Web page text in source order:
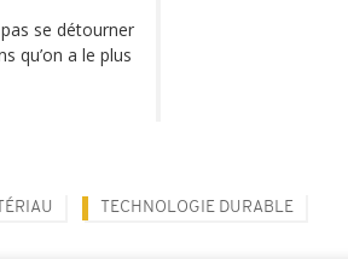
se détourner
qu’on a le plus
TECHNOLOGIE DURABLE